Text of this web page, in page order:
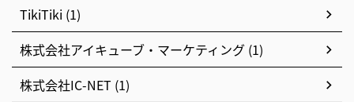
TikiTiki (1)
株式会社アイキューブ・マーケティング (1)
株式会社IC-NET (1)